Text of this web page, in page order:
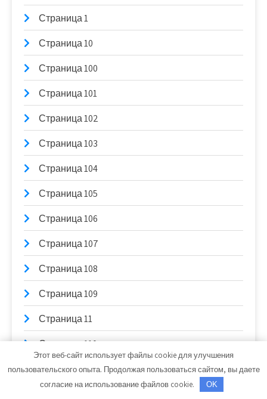
Страница 1
Страница 10
Страница 100
Страница 101
Страница 102
Страница 103
Страница 104
Страница 105
Страница 106
Страница 107
Страница 108
Страница 109
Страница 11
Страница 110
Страница 111
Этот веб-сайт использует файлы cookie для улучшения
пользовательского опыта. Продолжая пользоваться сайтом, вы даете
согласие на использование файлов cookie.
OK